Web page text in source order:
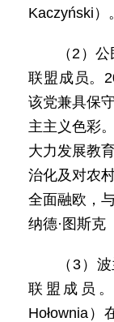
Kaczyński）。
（2）
联盟成员。
该党兼具保
主主义色彩
大力发展教
治化及对农
全面融欧，
纳德·图斯克
（3）
联盟成员
Hołownia）